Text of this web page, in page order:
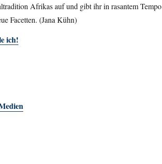
Afrikas auf und gibt ihr in rasantem Tempo
Facetten. (Jana Kühn)
ich!